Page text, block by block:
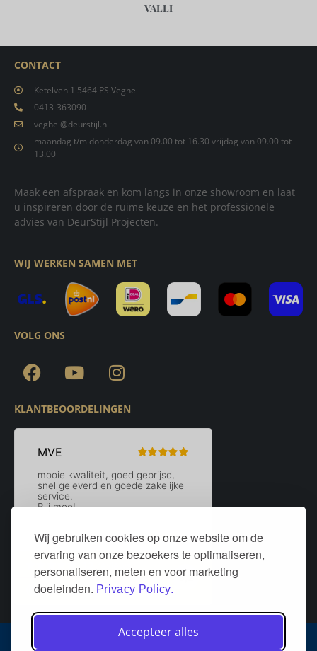
Wij gebruiken cookies op onze website om de
ervaring van onze bezoekers te optimaliseren,
personaliseren, meten en voor marketing
doeleinden. Privacy Policy.
Accepteer alles
VALLI
CONTACT
Ketelven 1 5464 PS Veghel
0413-363090
veghel@deurstijl.nl
maandag t/m donderdag van 09.00 tot 16.30 vrijdag van 09.00 tot
13.00
Maak een afspraak en kom langs in onze showroom en laat
u inspireren door de ruime keuze en het professionele
advies van DeurStijl Projecten.
WIJ WERKEN SAMEN MET
VOLG ONS
KLANTBEOORDELINGEN
Algemene voorwaarden Over DeurStijl Projecten